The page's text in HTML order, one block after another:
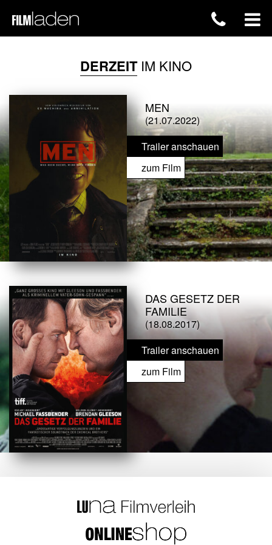
DERZEITIM KINO
MEN
(21.07.2022)
Trailer anschauen
zum Film
DAS GESETZ DER
FAMILIE
(18.08.2017)
Trailer anschauen
zum Film